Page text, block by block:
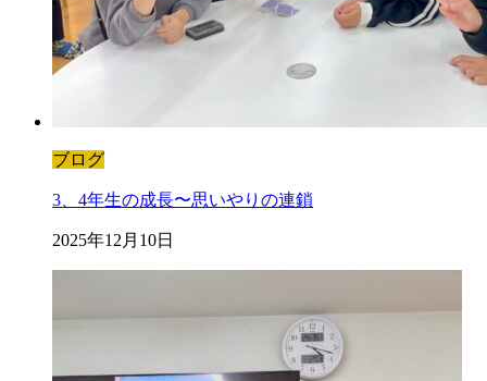
ブログ
3、4年生の成長〜思いやりの連鎖
2025年12月10日